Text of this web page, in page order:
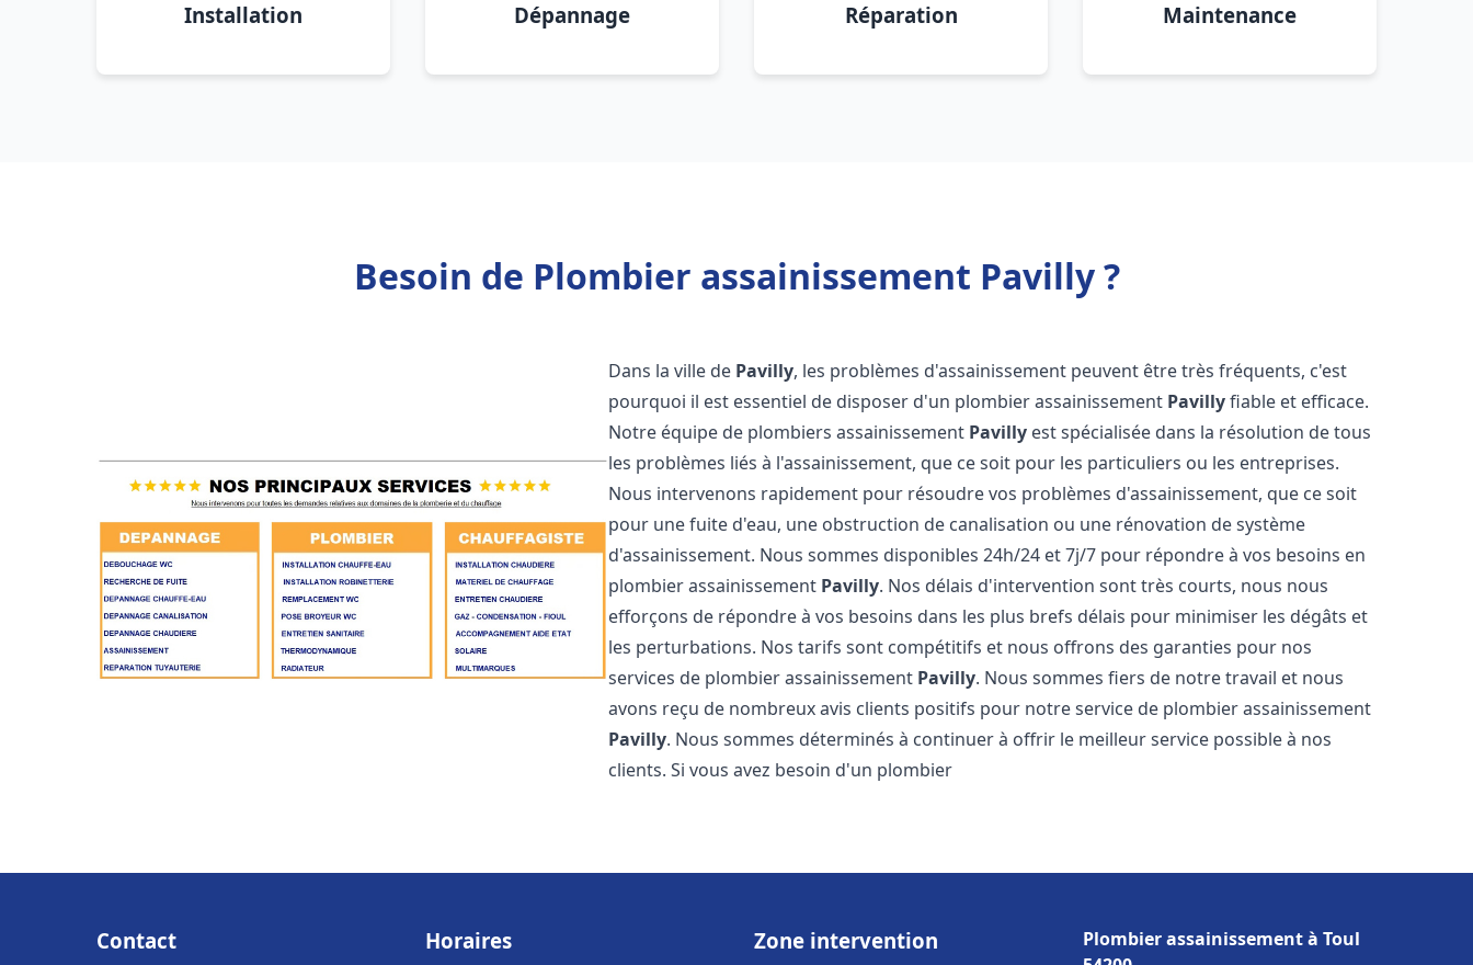
Installation Dépannage Réparation Maintenance
Besoin de Plombier assainissement Pavilly ?
Dans la ville de Pavilly, les problèmes d'assainissement peuvent être très fréquents, c'est
pourquoi il est essentiel de disposer d'un plombier assainissement Pavillyfiable et efficace.
Notre équipe de plombiers assainissement Pavilly est spécialisée dans la résolution de tous
les problèmes liés à l'assainissement, que ce soit pour les particuliers ou les entreprises.
Nous intervenons rapidement pour résoudre vos problèmes d'assainissement, que ce soit
pour une fuite d'eau, une obstruction de canalisation ou une rénovation de système
d'assainissement. Nous sommes disponibles 24h/24 et 7j/7 pour répondre à vos besoins en
plombier assainissement Pavilly. Nos délais d'intervention sont très courts, nous nous
efforçons de répondre à vos besoins dans les plus brefs délais pour minimiser les dégâts et
les perturbations. Nos tarifs sont compétitifs et nous offrons des garanties pour nos
services de plombier assainissement Pavilly. Nous sommes fiers de notre travail et nous
avons reçu de nombreux avis clients positifs pour notre service de plombier assainissement
Pavilly. Nous sommes déterminés à continuer à offrir le meilleur service possible à nos
clients. Si vous avez besoin d'un plombier
Contact Horaires Zone intervention
Plombier assainissement à Toul